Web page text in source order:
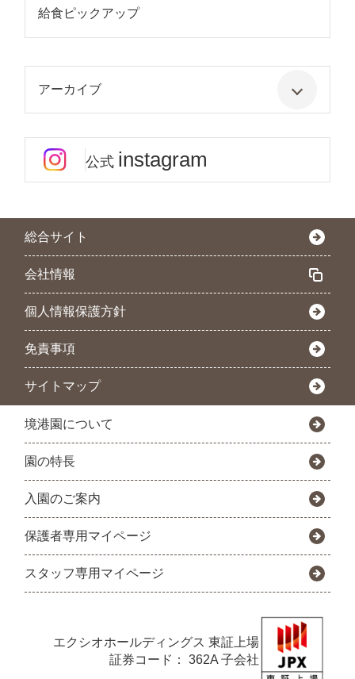
給食ピックアップ
アーカイブ
公式 instagram
総合サイト
会社情報
個人情報保護方針
免責事項
サイトマップ
境港園について
園の特長
入園のご案内
保護者専用マイページ
スタッフ専用マイページ
エクシオホールディングス 東証上場
証券コード： 362A 子会社